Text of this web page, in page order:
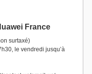
France
surtaxé)
le vendredi jusqu’à